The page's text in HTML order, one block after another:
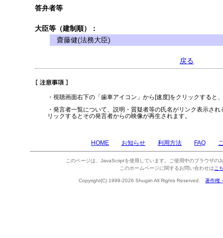
答弁者等
大臣等（建制順）：
齋藤健(法務大臣)
戻る
・視聴画面右下の「歯車アイコン」から[速度]をクリックすると
・発言者一覧について、説明・質疑者等の氏名がリンク表示さ
リックするとその発言者からの映像が再生されます。
HOME お知らせ 利用方法 FAQ
このページは、JavaScriptを使用しています。ご使用中のブラウザの
このホームページに関するお問い合わせは こ
Copyright(C) 1999-2026 Shugiin All Rights Reserved. 著作権